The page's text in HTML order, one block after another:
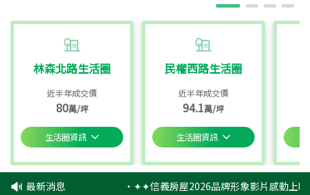
林森北路生活圈
近半年成交價
80萬/坪
生活圈資訊
民權西路生活圈
近半年成交價
94.1萬/坪
生活圈資訊
最新消息 ‧✦✦信義房屋2026品牌形象影片感動上